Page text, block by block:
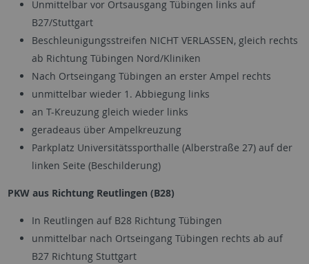
Unmittelbar vor Ortsausgang Tübingen links auf
B27/Stuttgart
Beschleunigungsstreifen NICHT VERLASSEN, gleich rechts
ab Richtung Tübingen Nord/Kliniken
Nach Ortseingang Tübingen an erster Ampel rechts
unmittelbar wieder 1. Abbiegung links
an T-Kreuzung gleich wieder links
geradeaus über Ampelkreuzung
Parkplatz Universitätssporthalle (Alberstraße 27) auf der
linken Seite (Beschilderung)
PKW aus Richtung Reutlingen (B28)
In Reutlingen auf B28 Richtung Tübingen
unmittelbar nach Ortseingang Tübingen rechts ab auf
B27 Richtung Stuttgart